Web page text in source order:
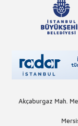
Akçaburgaz Mah.